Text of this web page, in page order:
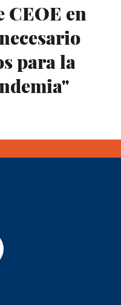
CEOE en
para la